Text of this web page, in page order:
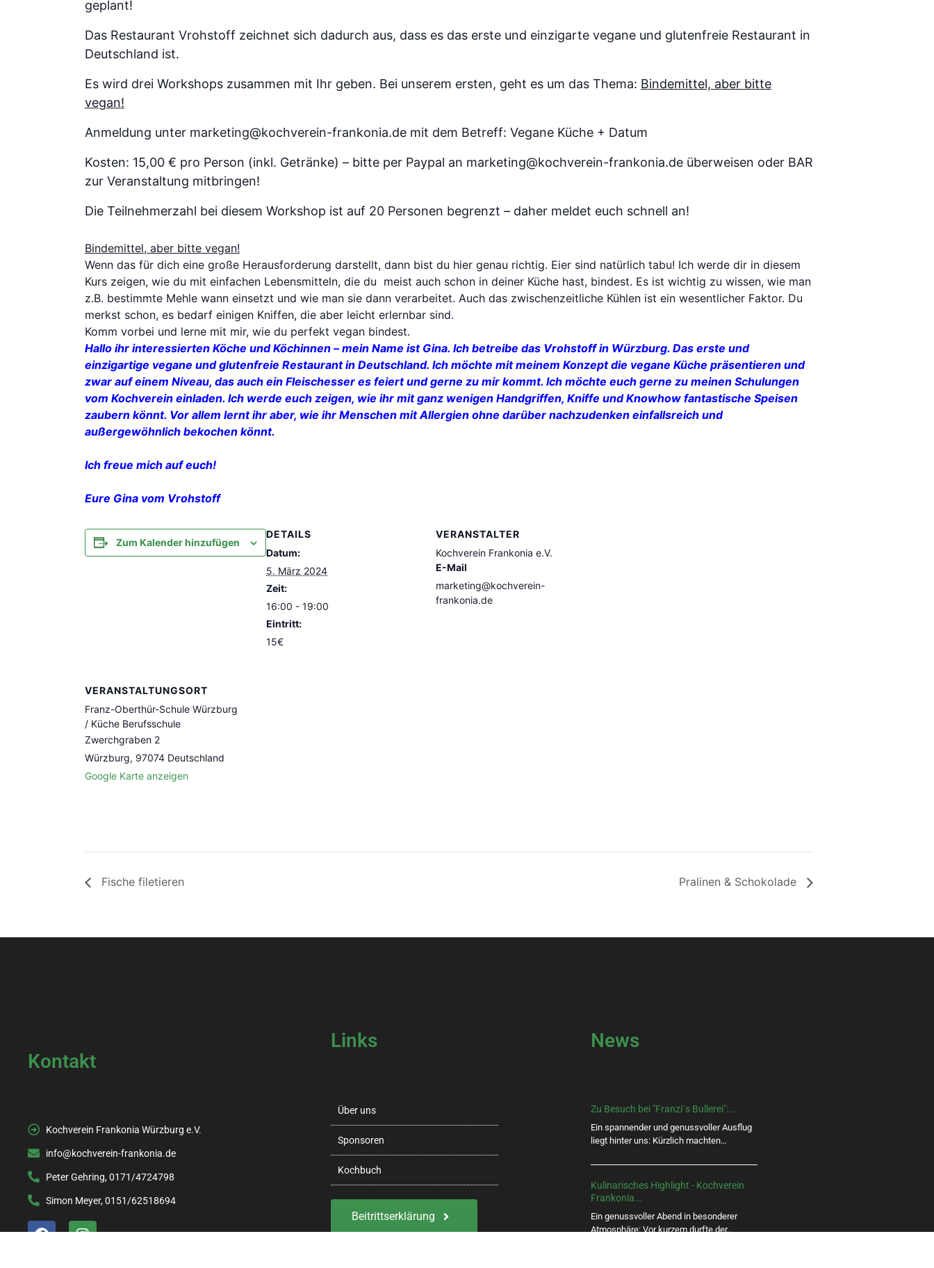
geplant!
Das Restaurant Vrohstoff zeichnet sich dadurch aus, dass es das erste und einzigarte vegane und glutenfreie Restaurant in
Deutschland ist.
Es wird drei Workshops zusammen mit Ihr geben. Bei unserem ersten, geht es um das Thema: Bindemittel, aber bitte
vegan!
Anmeldung unter marketing@kochverein-frankonia.de mit dem Betreff: Vegane Küche + Datum
Kosten: 15,00 € pro Person (inkl. Getränke) – bitte per Paypal an marketing@kochverein-frankonia.de überweisen oder BAR
zur Veranstaltung mitbringen!
Die Teilnehmerzahl bei diesem Workshop ist auf 20 Personen begrenzt – daher meldet euch schnell an!
Bindemittel, aber bitte vegan!
Wenn das für dich eine große Herausforderung darstellt, dann bist du hier genau richtig. Eier sind natürlich tabu! Ich werde dir in diesem
Kurs zeigen, wie du mit einfachen Lebensmitteln, die du meist auch schon in deiner Küche hast, bindest. Es ist wichtig zu wissen, wie man
z.B. bestimmte Mehle wann einsetzt und wie man sie dann verarbeitet. Auch das zwischenzeitliche Kühlen ist ein wesentlicher Faktor. Du
merkst schon, es bedarf einigen Kniffen, die aber leicht erlernbar sind.
Komm vorbei und lerne mit mir, wie du perfekt vegan bindest.
Hallo ihr interessierten Köche und Köchinnen – mein Name ist Gina. Ich betreibe das Vrohstoff in Würzburg. Das erste und
einzigartige vegane und glutenfreie Restaurant in Deutschland. Ich möchte mit meinem Konzept die vegane Küche präsentieren und
zwar auf einem Niveau, das auch ein Fleischesser es feiert und gerne zu mir kommt. Ich möchte euch gerne zu meinen Schulungen
vom Kochverein einladen. Ich werde euch zeigen, wie ihr mit ganz wenigen Handgriffen, Kniffe und Knowhow fantastische Speisen
zaubern könnt. Vor allem lernt ihr aber, wie ihr Menschen mit Allergien ohne darüber nachzudenken einfallsreich und
außergewöhnlich bekochen könnt.
Ich freue mich auf euch!
Eure Gina vom Vrohstoff
Zum Kalender hinzufügen
DETAILS
Datum:
5. März 2024
Zeit:
16:00 - 19:00
Eintritt:
15€
VERANSTALTER
Kochverein Frankonia e.V.
E-Mail
marketing@kochverein-
frankonia.de
VERANSTALTUNGSORT
Franz-Oberthür-Schule Würzburg
/ Küche Berufsschule
Zwerchgraben 2
Würzburg, 97074 Deutschland
Google Karte anzeigen
Fische filetieren Pralinen & Schokolade
Kontakt
Kochverein Frankonia Würzburg e.V.
info@kochverein-frankonia.de
Peter Gehring, 0171/4724798
Simon Meyer, 0151/62518694
Links
Über uns
Sponsoren
Kochbuch
Beitrittserklärung
News
Zu Besuch bei "Franzi´s Bullerei":...
Ein spannender und genussvoller Ausflug
liegt hinter uns: Kürzlich machten…
Kulinarisches Highlight - Kochverein
Frankonia...
Ein genussvoller Abend in besonderer
Atmosphäre: Vor kurzem durfte der…